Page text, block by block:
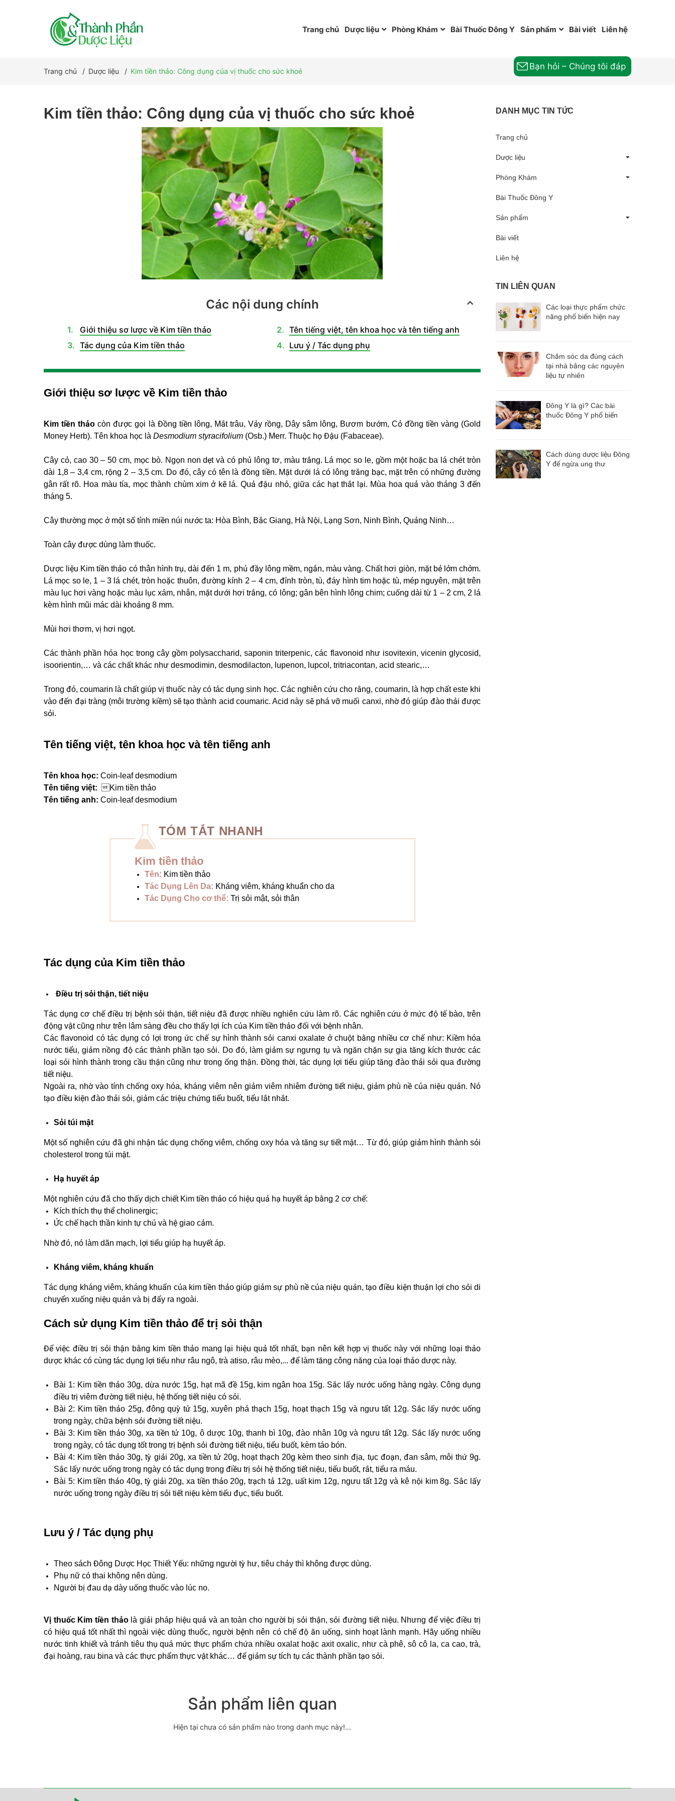
Trang chủ Dược liệu Phòng Khám Bài Thuốc Đông Y Sản phẩm Bài viết Liên hệ
Bạn hỏi – Chúng tôi đáp
Trang chủ / Dược liệu / Kim tiền thảo: Công dụng của vị thuốc cho sức khoẻ
Kim tiền thảo: Công dụng của vị thuốc cho sức khoẻ
Các nội dung chính
Giới thiệu sơ lược về Kim tiền thảo
Tên tiếng việt, tên khoa học và tên tiếng anh
Tác dụng của Kim tiền thảo
Lưu ý / Tác dụng phụ
Giới thiệu sơ lược về Kim tiền thảo
Kim tiền thảo còn được gọi là Đồng tiền lông, Mắt trâu, Vảy rồng, Dây sâm lông, Bươm bướm, Cỏ đồng tiền vàng (Gold
Money Herb). Tên khoa học là Desmodium styracifolium (Osb.) Merr. Thuộc họ Đậu (Fabaceae).
Cây cỏ, cao 30 – 50 cm, mọc bò. Ngọn non dẹt và có phủ lông tơ, màu trắng. Lá mọc so le, gồm một hoặc ba lá chét tròn
dài 1,8 – 3,4 cm, rộng 2 – 3,5 cm. Do đó, cây có tên là đồng tiền. Mặt dưới lá có lông trắng bạc, mặt trên có những đường
gân rất rõ. Hoa màu tía, mọc thành chùm xim ở kẽ lá. Quả đậu nhỏ, giữa các hạt thắt lại. Mùa hoa quả vào tháng 3 đến
tháng 5.
Cây thường mọc ở một số tỉnh miền núi nước ta: Hòa Bình, Bắc Giang, Hà Nội, Lạng Sơn, Ninh Bình, Quảng Ninh…
Toàn cây được dùng làm thuốc.
Dược liệu Kim tiền thảo có thân hình trụ, dài đến 1 m, phủ đầy lông mềm, ngắn, màu vàng. Chất hơi giòn, mặt bẻ lởm chởm.
Lá mọc so le, 1 – 3 lá chét, tròn hoặc thuôn, đường kính 2 – 4 cm, đỉnh tròn, tù, đáy hình tim hoặc tù, mép nguyên, mặt trên
màu lục hơi vàng hoặc màu lục xám, nhẵn, mặt dưới hơi trắng, có lông; gân bên hình lông chim; cuống dài từ 1 – 2 cm, 2 lá
kèm hình mũi mác dài khoảng 8 mm.
Mùi hơi thơm, vị hơi ngọt.
Các thành phần hóa học trong cây gồm polysaccharid, saponin triterpenic, các flavonoid như isovitexin, vicenin glycosid,
isoorientin,… và các chất khác như desmodimin, desmodilacton, lupenon, lupcol, tritriacontan, acid stearic,…
Trong đó, coumarin là chất giúp vị thuốc này có tác dụng sinh học. Các nghiên cứu cho rằng, coumarin, là hợp chất este khi
vào đến đại tràng (môi trường kiềm) sẽ tạo thành acid coumaric. Acid này sẽ phá vỡ muối canxi, nhờ đó giúp đào thải được
sỏi.
Tên tiếng việt, tên khoa học và tên tiếng anh
Tên khoa học: Coin-leaf desmodium
Tên tiếng việt: Kim tiền thảo
Tên tiếng anh: Coin-leaf desmodium
TÓM TẮT NHANH
Kim tiền thảo
Tên: Kim tiền thảo
Tác Dụng Lên Da: Kháng viêm, kháng khuẩn cho da
Tác Dụng Cho cơ thể: Trị sỏi mật, sỏi thân
Tác dụng của Kim tiền thảo
Điều trị sỏi thận, tiết niệu
Tác dụng cơ chế điều trị bệnh sỏi thận, tiết niệu đã được nhiều nghiên cứu làm rõ. Các nghiên cứu ở mức độ tế bào, trên
động vật cũng như trên lâm sàng đều cho thấy lợi ích của Kim tiền thảo đối với bệnh nhân.
Các flavonoid có tác dụng có lợi trong ức chế sự hình thành sỏi canxi oxalate ở chuột bằng nhiều cơ chế như: Kiềm hóa
nước tiểu, giảm nồng độ các thành phần tạo sỏi. Do đó, làm giảm sự ngưng tụ và ngăn chặn sự gia tăng kích thước các
loại sỏi hình thành trong cầu thận cũng như trong ống thận. Đồng thời, tác dụng lợi tiểu giúp tăng đào thải sỏi qua đường
tiết niệu.
Ngoài ra, nhờ vào tính chống oxy hóa, kháng viêm nên giảm viêm nhiễm đường tiết niệu, giảm phù nề của niệu quản. Nó
tạo điều kiện đào thải sỏi, giảm các triệu chứng tiểu buốt, tiểu lắt nhắt.
Sỏi túi mật
Một số nghiên cứu đã ghi nhận tác dụng chống viêm, chống oxy hóa và tăng sự tiết mật… Từ đó, giúp giảm hình thành sỏi
cholesterol trong túi mật.
Hạ huyết áp
Một nghiên cứu đã cho thấy dịch chiết Kim tiền thảo có hiệu quả hạ huyết áp bằng 2 cơ chế:
Kích thích thụ thể cholinergic;
Ức chế hạch thần kinh tự chủ và hệ giao cảm.
Nhờ đó, nó làm dãn mạch, lợi tiểu giúp hạ huyết áp.
Kháng viêm, kháng khuẩn
Tác dụng kháng viêm, kháng khuẩn của kim tiền thảo giúp giảm sự phù nề của niệu quản, tạo điều kiện thuận lợi cho sỏi di
chuyển xuống niệu quản và bị đẩy ra ngoài.
Cách sử dụng Kim tiền thảo để trị sỏi thận
Để việc điều trị sỏi thận bằng kim tiền thảo mang lại hiệu quả tốt nhất, bạn nên kết hợp vị thuốc này với những loại thảo
dược khác có cùng tác dụng lợi tiểu như râu ngô, trà atiso, râu mèo,... để làm tăng công năng của loại thảo dược này.
Bài 1: Kim tiền thảo 30g, dừa nước 15g, hạt mã đề 15g, kim ngân hoa 15g. Sắc lấy nước uống hàng ngày. Công dụng
điều trị viêm đường tiết niệu, hệ thống tiết niệu có sỏi.
Bài 2: Kim tiền thảo 25g, đông quỳ tử 15g, xuyên phá thạch 15g, hoạt thạch 15g và ngưu tất 12g. Sắc lấy nước uống
trong ngày, chữa bệnh sỏi đường tiết niệu.
Bài 3: Kim tiền thảo 30g, xa tiền tử 10g, ô dược 10g, thanh bì 10g, đào nhân 10g và ngưu tất 12g. Sắc lấy nước uống
trong ngày, có tác dụng tốt trong trị bệnh sỏi đường tiết niệu, tiểu buốt, kèm táo bón.
Bài 4: Kim tiền thảo 30g, tỳ giải 20g, xa tiền tử 20g, hoạt thạch 20g kèm theo sinh địa, tục đoạn, đan sâm, mỗi thứ 9g.
Sắc lấy nước uống trong ngày có tác dụng trong điều trị sỏi hệ thống tiết niệu, tiểu buốt, rắt, tiểu ra máu.
Bài 5: Kim tiền thảo 40g, tỳ giải 20g, xa tiền thảo 20g, trạch tả 12g, uất kim 12g, ngưu tất 12g và kê nội kim 8g. Sắc lấy
nước uống trong ngày điều trị sỏi tiết niệu kèm tiểu đục, tiểu buốt.
Lưu ý / Tác dụng phụ
Theo sách Đông Dược Học Thiết Yếu: những người tỳ hư, tiêu chảy thì không được dùng.
Phụ nữ có thai không nên dùng.
Người bị đau dạ dày uống thuốc vào lúc no.
Vị thuốc Kim tiền thảolà giải pháp hiệu quả và an toàn cho người bị sỏi thận, sỏi đường tiết niệu. Nhưng để việc điều trị
có hiệu quả tốt nhất thì ngoài việc dùng thuốc, người bệnh nên có chế độ ăn uống, sinh hoạt lành mạnh. Hãy uống nhiều
nước tinh khiết và tránh tiêu thụ quá mức thực phẩm chứa nhiều oxalat hoặc axit oxalic, như cà phê, sô cô la, ca cao, trà,
đại hoàng, rau bina và các thực phẩm thực vật khác… để giảm sự tích tụ các thành phần tạo sỏi.
Sản phẩm liên quan
Hiện tại chưa có sản phẩm nào trong danh mục này!...
DANH MỤC TIN TỨC
Trang chủ
Dược liệu
Phòng Khám
Bài Thuốc Đông Y
Sản phẩm
Bài viết
Liên hệ
TIN LIÊN QUAN
Các loại thực phẩm chức
năng phổ biến hiện nay
Chăm sóc da đúng cách
tại nhà bằng các nguyên
liệu tự nhiên
Đông Y là gì? Các bài
thuốc Đông Y phổ biến
Cách dùng dược liệu Đông
Y để ngừa ung thư